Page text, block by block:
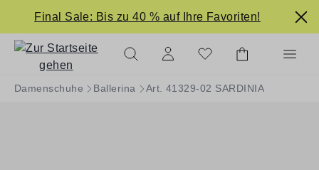
springen
Final Sale: Bis zu 40 % auf Ihre Favoriten!
Damenschuhe Ballerina Art. 41329-02 SARDINIA